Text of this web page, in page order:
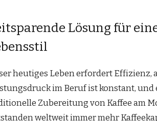
Lösung für
heutiges Leben erfordert
im Beruf ist konstant, und
Zubereitung von Kaffee am
weltweit immer mehr